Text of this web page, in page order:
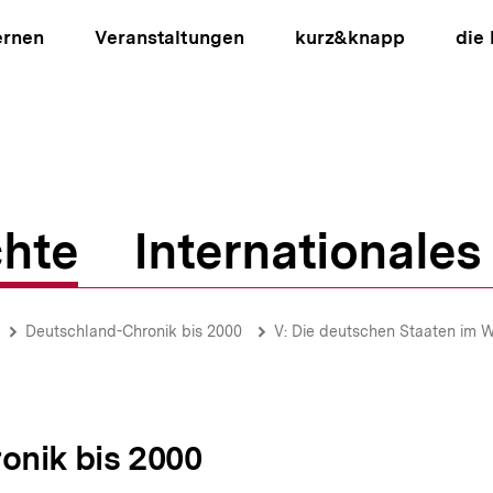
Veranstaltungen kurz&knapp die
Internationales
Deutschland-Chronik bis 2000 V: Die deutschen Staaten im
bis 2000